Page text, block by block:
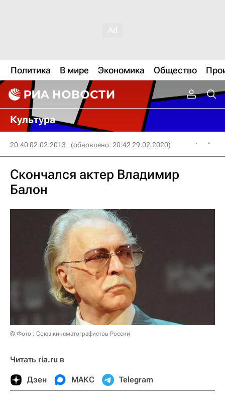
Политика В мире Экономика Общество
Культура
20:40 02.02.2013 (обновлено: 20:42 29.02.2020)
Скончался актер Владимир
Балон
© Фото : Союз кинематографистов России
Читать ria.ru в
Дзен МАКС Telegram